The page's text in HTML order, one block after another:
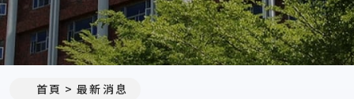
首頁 最新消息